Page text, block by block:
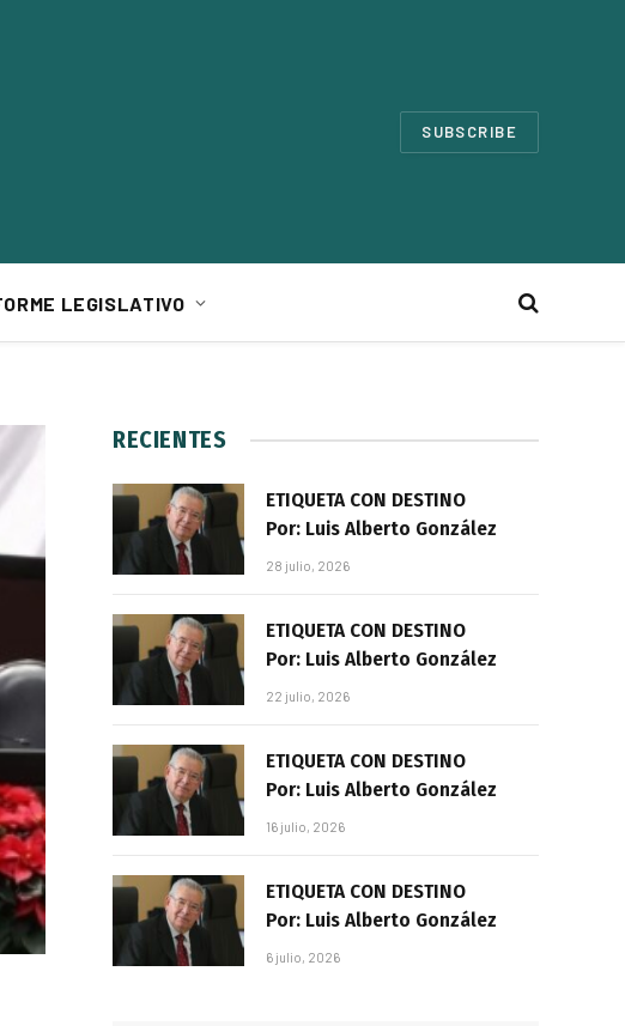
SUBSCRIBE
LEGISLATIVO
RECIENTES
ETIQUETA CON DESTINO
Por: Luis Alberto González
28 julio, 2026
ETIQUETA CON DESTINO
Por: Luis Alberto González
22 julio, 2026
ETIQUETA CON DESTINO
Por: Luis Alberto González
16 julio, 2026
ETIQUETA CON DESTINO
Por: Luis Alberto González
6 julio, 2026